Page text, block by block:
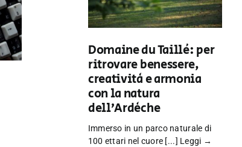
Domaine du Taillé: per
ritrovare benessere,
creatività e armonia
con la natura
dell’Ardèche
Immerso in un parco naturale di
100 ettari nel cuore [...] Leggi →